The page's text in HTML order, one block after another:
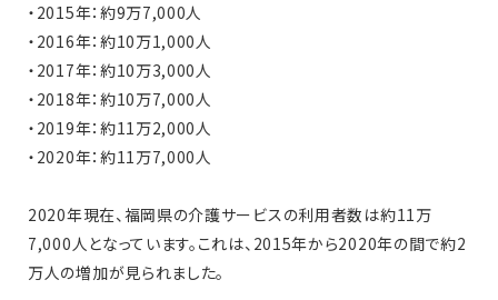
・2015年：約9万7,000人
・2016年：約10万1,000人
・2017年：約10万3,000人
・2018年：約10万7,000人
・2019年：約11万2,000人
・2020年：約11万7,000人
2020年現在、福岡県の介護サービスの利用者数は約11万
7,000人となっています。これは、2015年から2020年の間で約2
万人の増加が見られました。